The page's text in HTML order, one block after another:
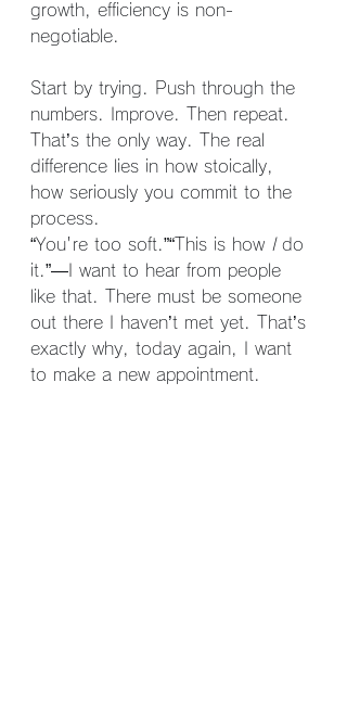
growth, efficiency is non-
negotiable.
Start by trying. Push through the
numbers. Improve. Then repeat.
That’s the only way. The real
difference lies in how stoically,
how seriously you commit to the
process.
“You're too soft.”“This is how I do
it.”—I want to hear from people
like that. There must be someone
out there I haven’t met yet. That’s
exactly why, today again, I want
to make a new appointment.